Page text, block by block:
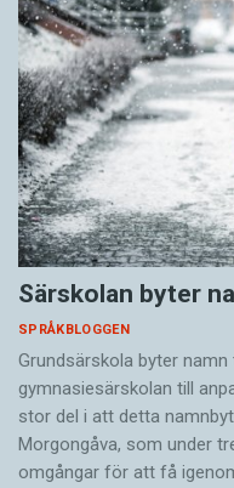
Särskolan byter
SPRÅKBLOGGEN
Grundsärskola byter
gymnasiesärskolan till
stor del i att detta
Morgongåva, som under
omgångar för att få